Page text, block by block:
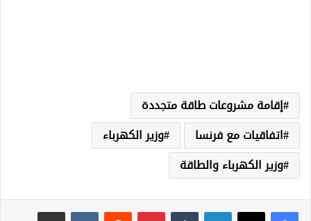
إقامة مشروعات طاقة متجددة
اتفاقيات مع فرنسا
وزير الكهرباء
وزير الكهرباء والطاقة
لينكدإن بينتيريست